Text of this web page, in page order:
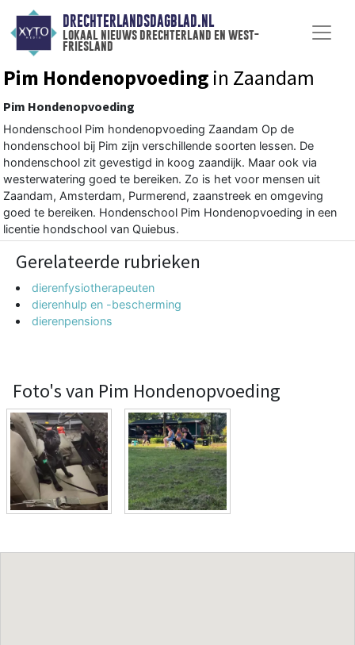
DRECHTERLANDSDAGBLAD.NL
lokaal nieuws drechterland en west-
friesland
Pim Hondenopvoeding in Zaandam
Pim Hondenopvoeding
Hondenschool Pim hondenopvoeding Zaandam Op de
hondenschool bij Pim zijn verschillende soorten lessen. De
hondenschool zit gevestigd in koog zaandijk. Maar ook via
westerwatering goed te bereiken. Zo is het voor mensen uit
Zaandam, Amsterdam, Purmerend, zaanstreek en omgeving
goed te bereiken. Hondenschool Pim Hondenopvoeding in een
licentie hondschool van Quiebus.
Gerelateerde rubrieken
dierenfysiotherapeuten
dierenhulp en -bescherming
dierenpensions
Foto's van Pim Hondenopvoeding